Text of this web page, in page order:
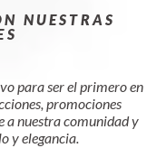
NUESTRAS
para ser el primero en
promociones
a nuestra comunidad y
y elegancia.